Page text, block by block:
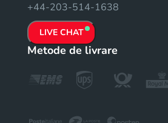
+44-203-514-1638
LIVE CHAT
Metode de livrare